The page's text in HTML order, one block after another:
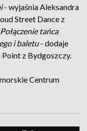
- wyjaśnia Aleksandra
Street Dance z
tańca
i baletu- dodaje
Point z Bydgoszczy.
Centrum